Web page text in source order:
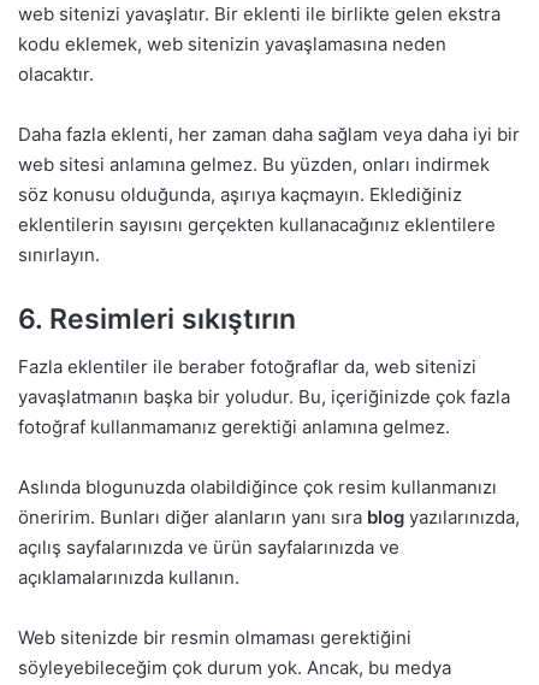
web sitenizi yavaşlatır. Bir eklenti ile birlikte gelen ekstra
kodu eklemek, web sitenizin yavaşlamasına neden
olacaktır.
Daha fazla eklenti, her zaman daha sağlam veya daha iyi bir
web sitesi anlamına gelmez. Bu yüzden, onları indirmek
söz konusu olduğunda, aşırıya kaçmayın. Eklediğiniz
eklentilerin sayısını gerçekten kullanacağınız eklentilere
sınırlayın.
6. Resimleri sıkıştırın
Fazla eklentiler ile beraber fotoğraflar da, web sitenizi
yavaşlatmanın başka bir yoludur. Bu, içeriğinizde çok fazla
fotoğraf kullanmamanız gerektiği anlamına gelmez.
Aslında blogunuzda olabildiğince çok resim kullanmanızı
öneririm. Bunları diğer alanların yanı sıra blog yazılarınızda,
açılış sayfalarınızda ve ürün sayfalarınızda ve
açıklamalarınızda kullanın.
Web sitenizde bir resmin olmaması gerektiğini
söyleyebileceğim çok durum yok. Ancak, bu medya